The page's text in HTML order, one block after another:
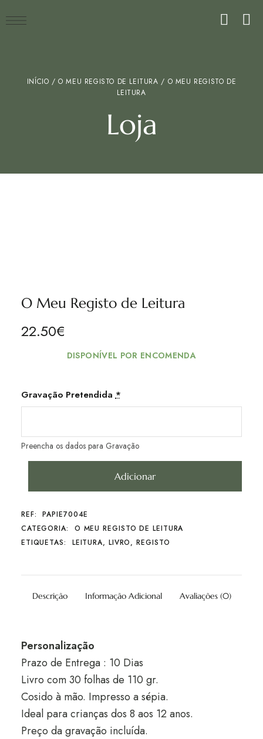
INÍCIO /O MEU REGISTO DE LEITURA / O MEU REGISTO DE
LEITURA
Loja
O Meu Registo de Leitura
22.50€
DISPONÍVEL POR ENCOMENDA
Gravação Pretendida *
Preencha os dados para Gravação
Adicionar
REF:
PAPIE7004E
CATEGORIA:
O MEU REGISTO DE LEITURA
ETIQUETAS:
LEITURA, LIVRO,REGISTO
Descrição Informação Adicional Avaliações (0)
Personalização
Prazo de Entrega : 10 Dias
Livro com 30 folhas de 110 gr.
Cosido à mão. Impresso a sépia.
Ideal para crianças dos 8 aos 12 anos.
Preço da gravação incluída.